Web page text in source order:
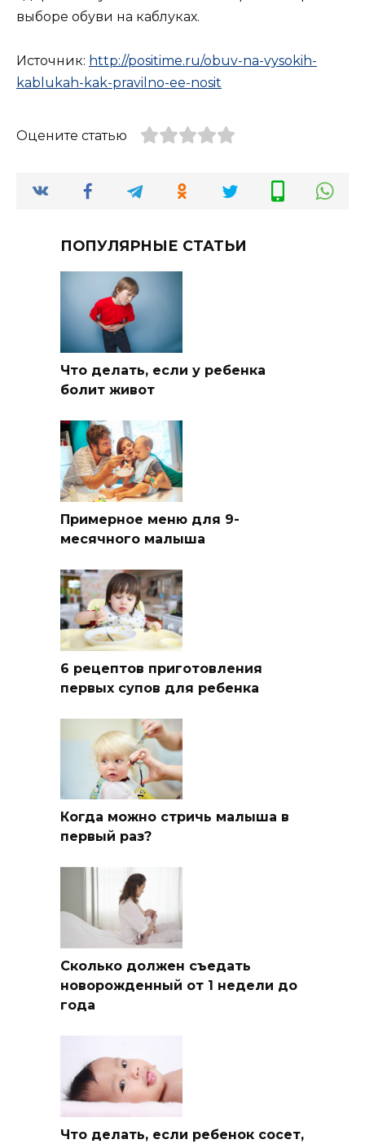
выборе обуви на каблуках.
Источник: http://positime.ru/obuv-na-vysokih-
kablukah-kak-pravilno-ee-nosit
Оцените статью
ПОПУЛЯРНЫЕ СТАТЬИ
Что делать, если у ребенка
болит живот
Примерное меню для 9-
месячного малыша
6 рецептов приготовления
первых супов для ребенка
Когда можно стричь малыша в
первый раз?
Сколько должен съедать
новорожденный от 1 недели до
года
Что делать, если ребенок сосет,